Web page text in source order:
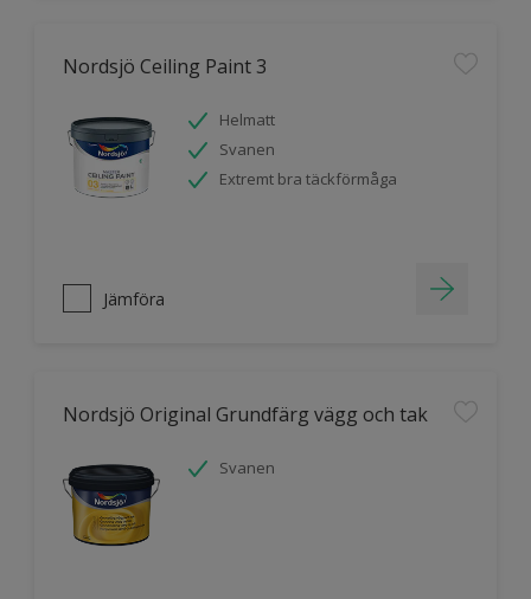
Nordsjö Ceiling Paint 3
Helmatt
Svanen
Extremt bra täckförmåga
Jämföra
Nordsjö Original Grundfärg vägg och tak
Svanen